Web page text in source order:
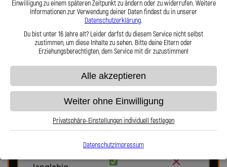
Stahlflex vs. Gummi
Fakten Stahlflex Gummi
Haltbarkeit, Präzision und Fahrgefühl auf höchstem Niveau vereint.
Hier zu unserem Video „Stahlflex vs. Gummi“
Einwilligung zu einem späteren Zeitpunkt zu ändern oder zu widerrufen. Weitere
Informationen zur Verwendung deiner Daten findest du in unserer
Datenschutzerklärung.
Du bist unter 16 Jahre alt? Leider darfst du diesem Service nicht selbst
zustimmen, um diese Inhalte zu sehen. Bitte deine Eltern oder
Erziehungsberechtigten, dem Service mit dir zuzustimmen!
Alle akzeptieren
Weiter ohne Einwilligung
Privatsphäre-Einstellungen individuell festlegen
DatenschutzImpressum